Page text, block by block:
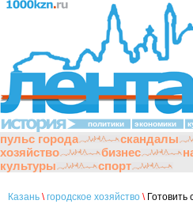
политики экономики
пульс города скандалы
хозяйство
бизнес
культуры
спорт
Казань \ городское хозяйство \Готовить